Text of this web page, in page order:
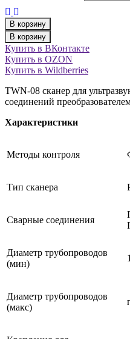
В корзину
В корзину
Купить в ВКонтакте
Купить в OZON
Купить в Wildberries
TWN-08 cканер для
соединений
Характеристики
Методы контроля
Тип сканера
Сварные соединения
Диаметр трубопроводов
(мин)
Диаметр трубопроводов
(макс)